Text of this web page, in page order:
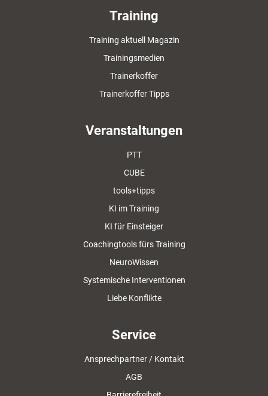
Training
Training aktuell Magazin
Trainingsmedien
Trainerkoffer
Trainerkoffer Tipps
Veranstaltungen
PTT
CUBE
tools+tipps
KI im Training
KI für Einsteiger
Coachingtools fürs Training
NeuroWissen
Systemische Interventionen
Liebe Konflikte
Service
Ansprechpartner / Kontakt
AGB